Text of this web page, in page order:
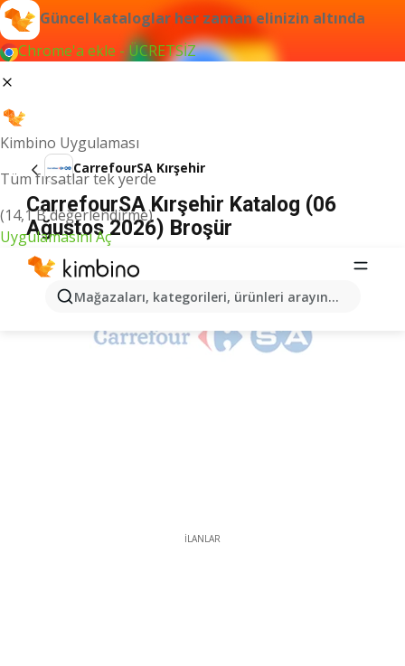
Güncel kataloglar her zaman elinizin altında
Chrome'a ekle - ÜCRETSİZ
Kimbino Uygulaması
Tüm fırsatlar tek yerde
(14,1 B değerlendirme)
Uygulamasını Aç
Mağazaları, kategorileri, ürünleri arayın...
CarrefourSA Kırşehir
CarrefourSA Kırşehir Katalog (06
Ağustos 2026) Broşür
İLANLAR